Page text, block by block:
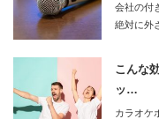
会社の付
絶対に外
こんな
ッ…
カラオケ